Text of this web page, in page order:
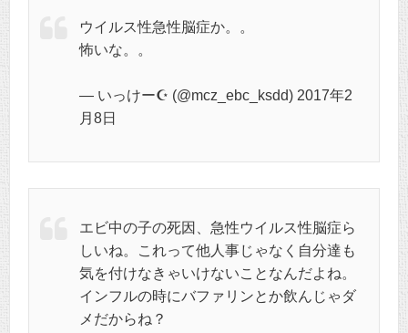
ウイルス性急性脳症か。。
怖いな。。
— いっけー☪️ (@mcz_ebc_ksdd) 2017年2
月8日
エビ中の子の死因、急性ウイルス性脳症ら
しいね。これって他人事じゃなく自分達も
気を付けなきゃいけないことなんだよね。
インフルの時にバファリンとか飲んじゃダ
メだからね？